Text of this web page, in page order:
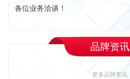
各位业务洽谈！
品牌资讯
更多品牌资讯